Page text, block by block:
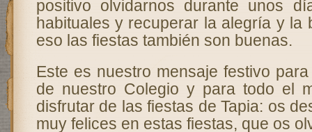
positivo olvidarnos durante unos
habituales y recuperar la alegría y la
eso las fiestas también son buenas.
Este es nuestro mensaje festivo
de nuestro Colegio y para todo el
disfrutar de las fiestas de Tapia: os
muy felices en estas fiestas, que os